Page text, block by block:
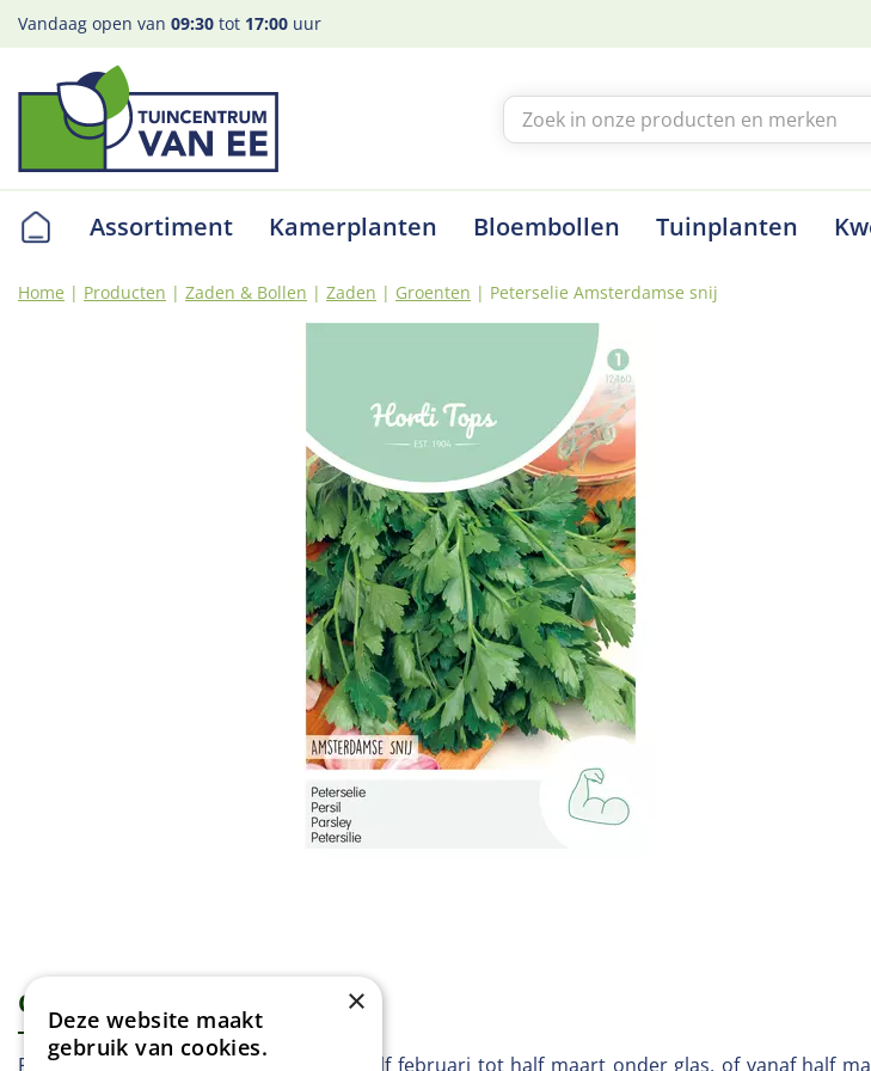
Ga
naar
Home Producten Zaden & Bollen Zaden Groenten Peterselie Amsterdamse snij
Vandaag open van 09:30 tot 17:00 uur
Assortiment Kamerplanten Bloembollen Tuinplanten
Omschrijving Specificaties
Peterselie - Amsterdamse Snij Vanaf half februari tot half maart onder glas, of vanaf half
×
Deze website maakt
gebruik van cookies.